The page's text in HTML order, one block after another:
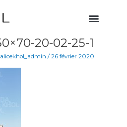
Menu
20-02-25-1
alicekhol_admin /26 février 2020